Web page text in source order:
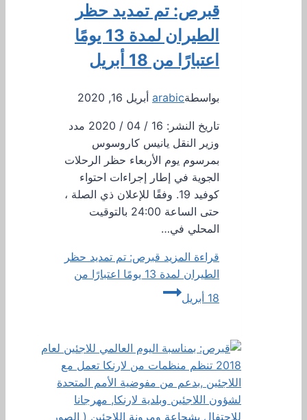
قبرص: تم تمديد حظر
الطيران لمدة 13 يومًا
اعتبارًا من 18 أبريل
بواسطةarabic أبريل 16, 2020
تاريخ النشر: 16 / 04 / 2020 مدد
وزير النقل يانيس كاروسوس
بمرسوم يوم الأربعاء حظر الرحلات
الجوية في إطار إجراءات احتواء
كوفيد 19. وفقًا للإعلان ذي الصلة ،
حتى الساعة 24:00 بالتوقيت
المحلي في…
قراءة المزيد قبرص: تم تمديد حظر
الطيران لمدة 13 يومًا اعتبارًا من
18 أبريل